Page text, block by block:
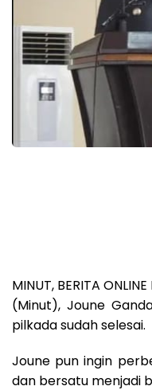
MINUT, BERITA
(Minut), Joune
pilkada sudah selesai.
Joune pun ingin
dan bersatu menjadi